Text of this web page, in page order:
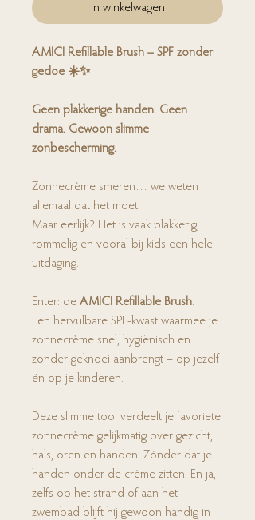
In winkelwagen
AMICI Refillable Brush – SPF zonder
gedoe ☀️✨
Geen plakkerige handen. Geen
drama. Gewoon slimme
zonbescherming.
Zonnecrème smeren… we weten
allemaal dat het moet.
Maar eerlijk? Het is vaak plakkerig,
rommelig en vooral bij kids een hele
uitdaging.
Enter: de AMICI Refillable Brush.
Een hervulbare SPF-kwast waarmee je
zonnecrème snel, hygiënisch en
zonder geknoei aanbrengt – op jezelf
én op je kinderen.
Deze slimme tool verdeelt je favoriete
zonnecrème gelijkmatig over gezicht,
hals, oren en handen. Zónder dat je
handen onder de crème zitten. En ja,
zelfs op het strand of aan het
zwembad blijft hij gewoon handig in